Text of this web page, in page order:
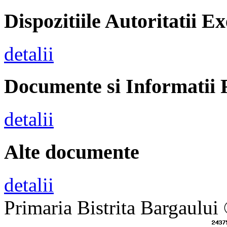
Dispozitiile Autoritatii
detalii
Documente si Informatii
detalii
Alte documente
detalii
Primaria Bistrita Bargaului